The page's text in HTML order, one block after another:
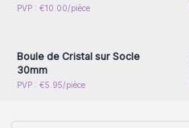
PVP : €10.00/pièce
Connectez-vous ou
Boule de Cristal sur Socle
30mm
PVP : €5.95/pièce